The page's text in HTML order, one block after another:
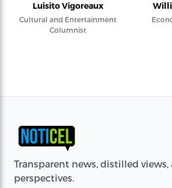
Luisito Vigoreaux
Cultural and Entertainment
Columnist
Transparent news, distilled views,
perspectives.